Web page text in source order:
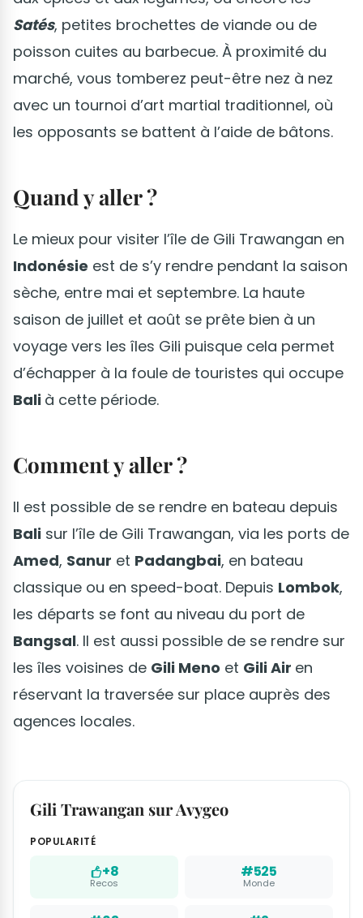
Satés, petites brochettes de viande ou de
poisson cuites au barbecue. À proximité du
marché, vous tomberez peut-être nez à nez
avec un tournoi d’art martial traditionnel, où
les opposants se battent à l’aide de bâtons.
Quand y aller ?
Le mieux pour visiter l’île de Gili Trawangan en
Indonésie est de s’y rendre pendant la saison
sèche, entre mai et septembre. La haute
saison de juillet et août se prête bien à un
voyage vers les îles Gili puisque cela permet
d’échapper à la foule de touristes qui occupe
Bali à cette période.
Comment y aller ?
Il est possible de se rendre en bateau depuis
Bali sur l’île de Gili Trawangan, via les ports de
Amed, Sanur et Padangbai, en bateau
classique ou en speed-boat. Depuis Lombok,
les départs se font au niveau du port de
Bangsal. Il est aussi possible de se rendre sur
les îles voisines de Gili Meno et Gili Air en
réservant la traversée sur place auprès des
agences locales.
Gili Trawangan sur Avygeo
POPULARITÉ
+8
Recos
#525
Monde